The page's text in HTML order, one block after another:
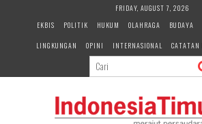
FRIDAY, AUGUST 7, 2026
EKBIS
POLITIK HUKUM OLAHRAGA BUDAYA
LINGKUNGAN
OPINI INTERNASIONAL CATATAN